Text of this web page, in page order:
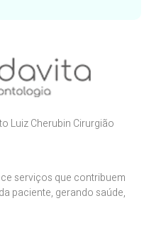
Luiz Cherubin Cirurgião
serviços que contribuem
paciente, gerando saúde,